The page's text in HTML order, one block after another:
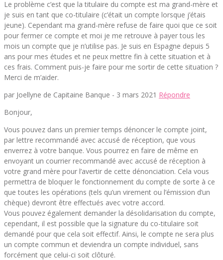
Le problème c’est que la titulaire du compte est ma grand-mère et
je suis en tant que co-titulaire (c’était un compte lorsque j’étais
jeune). Cependant ma grand-mère refuse de faire quoi que ce soit
pour fermer ce compte et moi je me retrouve à payer tous les
mois un compte que je n’utilise pas. Je suis en Espagne depuis 5
ans pour mes études et ne peux mettre fin à cette situation et à
ces frais. Comment puis-je faire pour me sortir de cette situation ?
Merci de m’aider.
par Joellyne de Capitaine Banque - 3 mars 2021 Répondre
Bonjour,
Vous pouvez dans un premier temps dénoncer le compte joint,
par lettre recommandé avec accusé de réception, que vous
enverrez à votre banque. Vous pourrez en faire de même en
envoyant un courrier recommandé avec accusé de réception à
votre grand mère pour l’avertir de cette dénonciation. Cela vous
permettra de bloquer le fonctionnement du compte de sorte à ce
que toutes les opérations (tels qu’un virement ou l’émission d’un
chèque) devront être effectués avec votre accord.
Vous pouvez également demander la désolidarisation du compte,
cependant, il est possible que la signature du co-titulaire soit
demandé pour que cela soit effectif. Ainsi, le compte ne sera plus
un compte commun et deviendra un compte individuel, sans
forcément que celui-ci soit clôturé.